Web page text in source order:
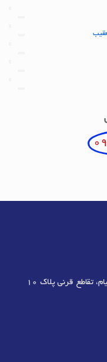
خیابان ولیعصر بالاتر از فرشته، خیابان خیام، تقاطع قرنی پلاک 10